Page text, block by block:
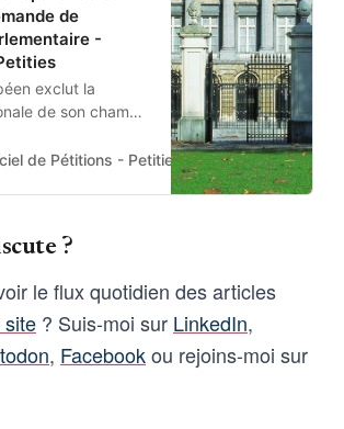
de
-
exclut la
de son champ.
l’IA par la
:(1) obtenir du
IA déployés et de
contractuelles ;
(3) se prononcer
pour la
de Pétitions - Petities Damien Van
?
le flux quotidien des articles
site ? Suis-moi sur LinkedIn,
, Facebookou rejoins-moi sur